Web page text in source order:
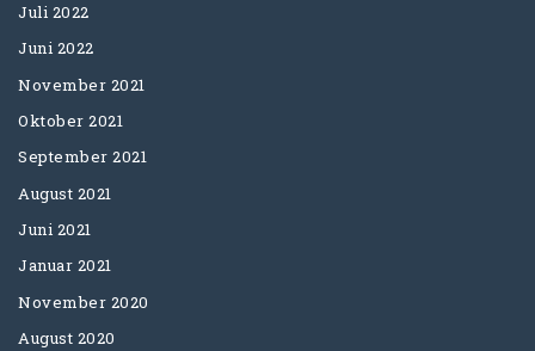
Juli 2022
Juni 2022
November 2021
Oktober 2021
September 2021
August 2021
Juni 2021
Januar 2021
November 2020
August 2020